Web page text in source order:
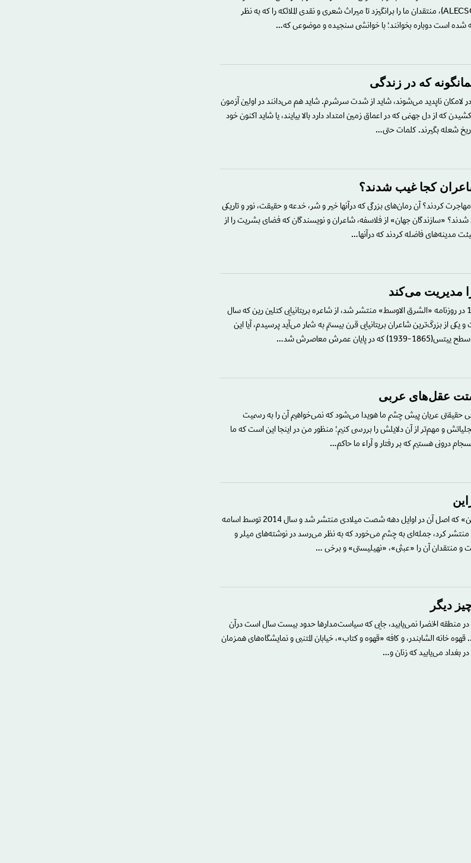
سازمان عربی آموزش، فرهنگ و علم (ALECSO)، منتقدان ما را برانگیزد تا میراث شعری و نقدی الملائکه را که به نظر
است دوباره بخوانند؛ با خوانشی سنجیده و موضوعی که…
که در زندگی
در لامکان ناپدید می‌شوند، شاید از شدت سرشرم. شاید هم می‌دانند در اولین آزمون
که از دل جهنمی که در اعماق زمین امتداد دارد بالا بیایند، یا شاید اکنون خود
شعله بگیرند. کلمات حتی…
کجا غیب شدند؟
کردند؟ آن رمان‌های بزرگی که درآنها خیر و شر، خدعه و حقیقت، نور و تاریکی
«سازندگان جهان» از فلاسفه، شاعران و نویسندگان که فضای بشریت را از
مدینه‌های فاضله کردند که درآنها…
مدیریت می‌کند
در یک مصاحبه اختصاصی که سال 1999 در روزنامه «الشرق الاوسط» منتشر شد، از شاعره بریتانیایی کتلین رین که سال
و یکی از بزرگ‌ترین شاعران بریتانیایی قرن بیستم به شمار می‌آید پرسیدم، آیا این
عمرش معاصرش شد…
عقل‌های عربی
حقیقتی عریان پیش چشم ما هویدا می‌شود که نمی‌خواهیم آن را به رسمیت
و مهم‌تر از آن دلایلش را بررسی کنیم؛ منظور من در اینجا این است که ما
درونی هستیم که بر رفتار و آراء ما حاکم…
در کتاب هنری میلر« کتاب‌ها و زندگی من» که اصل آن در اوایل دهه شصت میلادی منتشر شد و سال 2014 توسط اسامه
منتشر کرد، جمله‌ای به چشم می‌خورد که به نظر می‌رسد در نوشته‌های میلر و
منتقدان آن را «عبثی»، «نهیلیستی» و برخی …
دیگر
در منطقه الخضرا نمی‌یابید، جایی که سیاست‌مدارها حدود بیست سال است درآن
خانه الشابندر، و کافه «قهوه و کتاب»، خیابان المتنبی و نمایشگاه‌های همزمان
بغداد می‌یابید که زنان و…